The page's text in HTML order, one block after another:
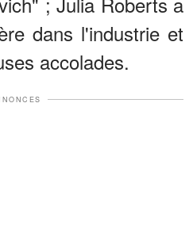
dans l'industrie et
accolades.